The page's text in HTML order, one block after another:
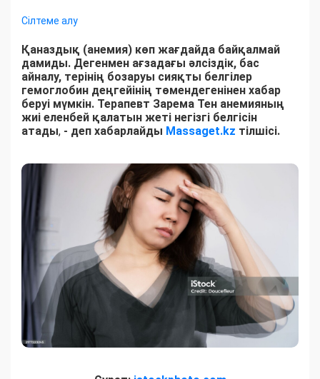
Сілтеме алу
Қаназдық (анемия) көп жағдайда байқалмай
дамиды. Дегенмен ағзадағы әлсіздік, бас
айналу, терінің бозаруы сияқты белгілер
гемоглобин деңгейінің төмендегенінен хабар
беруі мүмкін. Терапевт Зарема Тен анемияның
жиі еленбей қалатын жеті негізгі белгісін
атады, - деп хабарлайды Massaget.kz тілшісі.